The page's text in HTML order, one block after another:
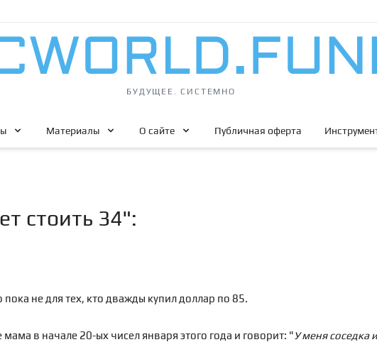
БУДУЩЕЕ. СИСТЕМНО
Материалы О сайте Публичная оферта
стоить 34":
не для тех, кто дважды купил доллар по 85.
в начале 20-ых чисел января этого года и говорит: "У меня соседка